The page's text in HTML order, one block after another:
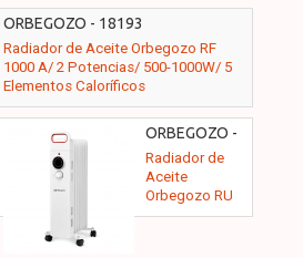
ORBEGOZO - 18193
Radiador de Aceite Orbegozo RF
1000 A/ 2 Potencias/ 500-1000W/ 5
Elementos Caloríficos
ORBEGOZO -
18032
Radiador de
Aceite
Orbegozo RU
1500/ 3